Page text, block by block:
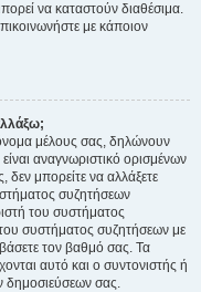
να καταστούν διαθέσιμα.
με κάποιον
μέλους σας, δηλώνουν
αναγνωριστικό ορισμένων
δεν μπορείτε να αλλάξετε
συζητήσεων
του συστήματος
συστήματος συζητήσεων με
τον βαθμό σας. Τα
αυτό και ο συντονιστής ή
δημοσιεύσεων σας.